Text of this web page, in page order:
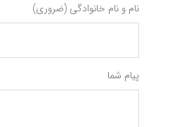
نام و نام خانوادگی (ضروری)
پیام شما